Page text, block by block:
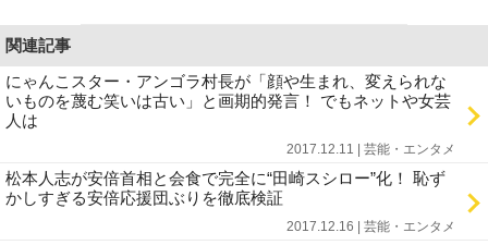
関連記事
にゃんこスター・アンゴラ村長が「顔や生まれ、変えられな
いものを蔑む笑いは古い」と画期的発言！ でもネットや女芸
人は
2017.12.11 | 芸能・エンタメ
松本人志が安倍首相と会食で完全に“田崎スシロー”化！ 恥ず
かしすぎる安倍応援団ぶりを徹底検証
2017.12.16 | 芸能・エンタメ